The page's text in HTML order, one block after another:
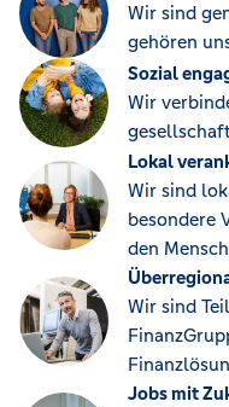
Wir sind
gehören
Sozial
Wir
Lokal
Wir sind
besondere
den
Wir sind
Jobs mit